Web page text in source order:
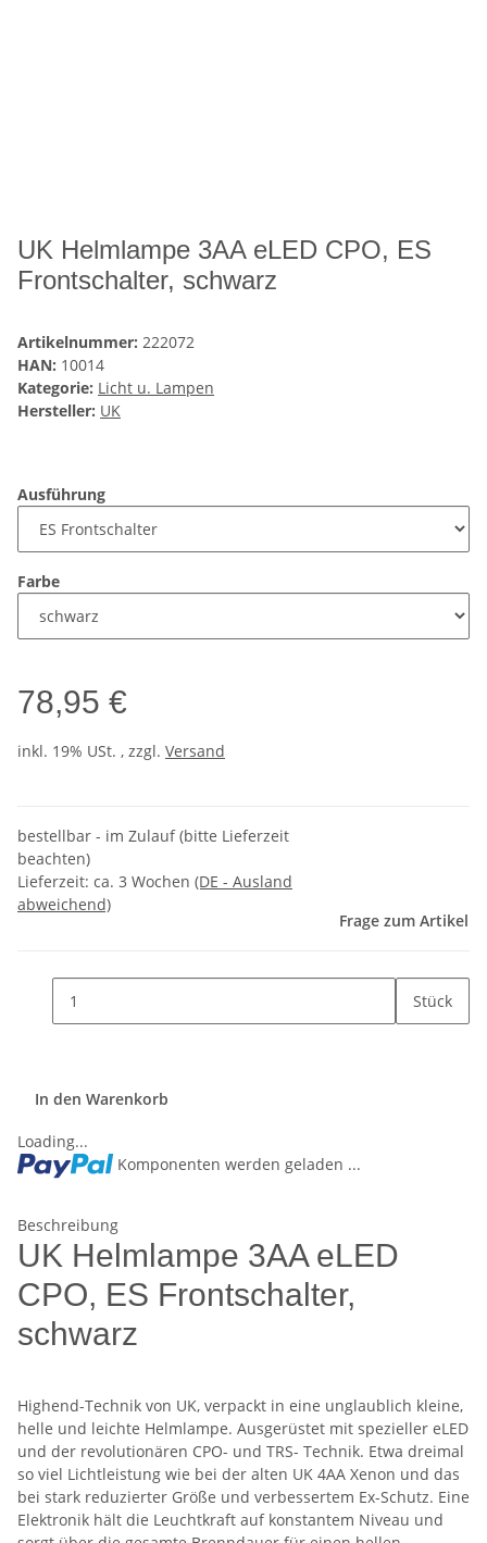
UK Helmlampe 3AA eLED CPO, ES
Frontschalter, schwarz
Artikelnummer: 222072
HAN: 10014
Kategorie: Licht u. Lampen
Hersteller: UK
Ausführung
Farbe
78,95 €
inkl. 19% USt. , zzgl. Versand
bestellbar - im Zulauf (bitte Lieferzeit
beachten)
Lieferzeit: ca. 3 Wochen (DE - Ausland
abweichend)
Frage zum Artikel
Stück
In den Warenkorb
Loading...
Komponenten werden geladen ...
Beschreibung
UK Helmlampe 3AA eLED
CPO, ES Frontschalter,
schwarz
Highend-Technik von UK, verpackt in eine unglaublich kleine,
helle und leichte Helmlampe. Ausgerüstet mit spezieller eLED
und der revolutionären CPO- und TRS- Technik. Etwa dreimal
so viel Lichtleistung wie bei der alten UK 4AA Xenon und das
bei stark reduzierter Größe und verbessertem Ex-Schutz. Eine
Elektronik hält die Leuchtkraft auf konstantem Niveau und